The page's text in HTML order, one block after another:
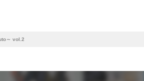
～ vol.2